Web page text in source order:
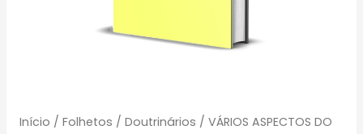
Início / Folhetos / Doutrinários / VÁRIOS ASPECTOS DO